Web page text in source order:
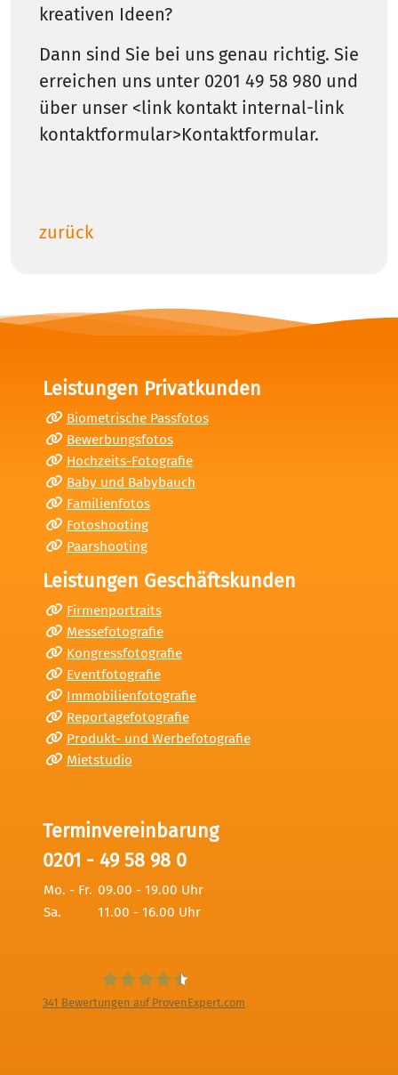
kreativen Ideen?
Dann sind Sie bei uns genau richtig. Sie
erreichen uns unter 0201 49 58 980 und
über unser <link kontakt internal-link
kontaktformular>Kontaktformular.
zurück
Leistungen Privatkunden
Biometrische Passfotos
Bewerbungsfotos
Hochzeits-Fotografie
Baby und Babybauch
Familienfotos
Fotoshooting
Paarshooting
Leistungen Geschäftskunden
Firmenportraits
Messefotografie
Kongressfotografie
Eventfotografie
Immobilienfotografie
Reportagefotografie
Produkt- und Werbefotografie
Mietstudio
Terminvereinbarung
0201 - 49 58 98 0
Mo. - Fr. 09.00 - 19.00 Uhr
Sa.
11.00 - 16.00 Uhr
341 Bewertungen auf ProvenExpert.com